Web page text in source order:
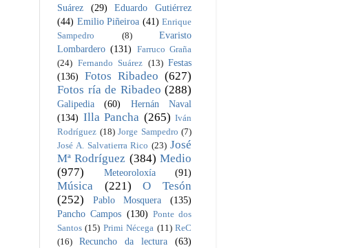
Suárez
(29)
Eduardo Gutiérrez
(44) Emilio Piñeiroa (41) Enrique
Sampedro
(8)
Evaristo
Lombardero (131) Farruco Graña
(24) Fernando Suárez (13) Festas
(136)
Fotos Ribadeo (627)
Fotos ría de Ribadeo (288)
Galipedia (60)
Hernán Naval
(134) Illa Pancha (265) Iván
Rodríguez (18) Jorge Sampedro (7)
José A. Salvatierra Rico (23) José
Mª Rodríguez (384) Medio
(977)
Meteoroloxía (91)
Música (221)
O Tesón
(252)
Pablo Mosquera
(135)
Pancho Campos (130) Ponte dos
Santos (15) Primi Nécega (11) ReC
(16)
Recuncho da lectura
(63)